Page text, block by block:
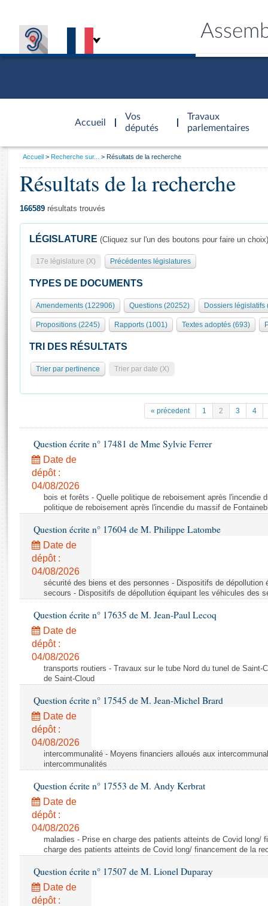
Accueil
d'accueil
Vos
députés
Travaux
parlementaires
Présidence
577 députés
Groupes politiques
Séance publique
Commissions et autres organes
Europe et International
Pétitions
Projets de loi
Propositions de loi
Amendements
Textes adoptés
Rapports législatifs
Rapports sur l'application des lois
Baromètre de l’application des lois
Dossiers législatifs
Budget et sécurité sociale
Questions écrites et orales
Comptes rendus des débats
Général
Rôle et pouvoirs de l'Assemblée
Organisation de l'Assemblée
Présidence Conférence des Présidents Bureau Collège des
Statistiques et chiffres clés
( Constitution | Règlement de l'Assemblée ... )
Histoire
Juniors
Anciennes législatures
Visiter l'Assemblée
Visite virtuelle du palais Bourbon
Assister à une séance
Contacts et plan d'accès
Photos libres de droit
Vous
Accueil Recherche sur... Résultats de la recherche
Résultats de la recherche
166589 résultats trouvés
LÉGISLATURE (Cliquez sur l'un des boutons pour faire un choix)
17e législature (X) Précédentes législatures
TYPES DE DOCUMENTS
Amendements (122906) Questions (20252) Dossiers législatifs
Propositions (2245) Rapports (1001) Textes adoptés (693)
TRI DES RÉSULTATS
Trier par pertinence Trier par date (X)
« précedent 1 2 3 4
Question écrite n° 17481 de Mme Sylvie Ferrer
Date de
dépôt :
04/08/2026
bois et forêts - Quelle politique de reboisement après l'incendie
politique de reboisement après l'incendie du massif de
Question écrite n° 17604 de M. Philippe Latombe
Date de
dépôt :
04/08/2026
sécurité des biens et des personnes - Dispositifs de
secours - Dispositifs de dépollution équipant les véhicules des
Question écrite n° 17635 de M. Jean-Paul Lecoq
Date de
dépôt :
04/08/2026
transports routiers - Travaux sur le tube Nord du tunel de Saint-
de Saint-Cloud
Question écrite n° 17545 de M. Jean-Michel Brard
Date de
dépôt :
04/08/2026
intercommunalité - Moyens financiers alloués aux
intercommunalités
Question écrite n° 17553 de M. Andy Kerbrat
Date de
dépôt :
04/08/2026
maladies - Prise en charge des patients atteints de Covid long/
charge des patients atteints de Covid long/ financement de la
Question écrite n° 17507 de M. Lionel Duparay
Date de
dépôt :